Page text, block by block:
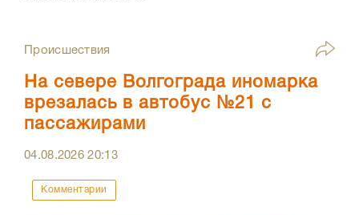
Происшествия
На севере Волгограда иномарка
врезалась в автобус №21 с
пассажирами
04.08.202620:13
Комментарии